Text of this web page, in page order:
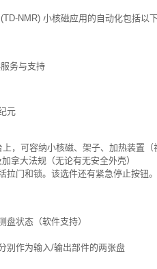
NMR) 小核磁应用的自动化包括以
务与支持
元
，可容纳小核磁、架子、加热装置
拿大法规（无论有无安全外壳）
拉门和锁。该选件还有紧急停止按钮。
盘状态（软件支持）
别作为输入/输出部件的两张盘